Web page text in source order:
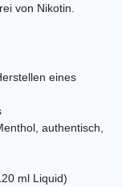
von Nikotin.
eines
authentisch,
ml Liquid)